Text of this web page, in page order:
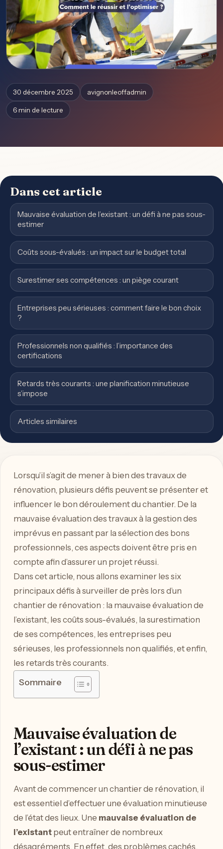
30 décembre 2025 avignonleoffadmin
6 min de lecture
Dans cet article
Mauvaise évaluation de l’existant : un défi à ne pas sous-
estimer
Coûts sous-évalués : un impact sur le budget total
Surestimer ses compétences : un piège courant
Entreprises peu sérieuses : comment faire le bon choix
?
Professionnels non qualifiés : l’importance des
certifications
Retards très courants : une planification minutieuse
s’impose
Articles similaires
Lorsqu’il s’agit de mener à bien des travaux de
rénovation, plusieurs défis peuvent se présenter et
influencer le bon déroulement du chantier. De la
mauvaise évaluation des travaux à la gestion des
imprévus en passant par la sélection des bons
professionnels, ces aspects doivent être pris en
compte afin d’assurer un projet réussi.
Dans cet article, nous allons examiner les six
principaux défis à surveiller de près lors d’un
chantier de rénovation : la mauvaise évaluation de
l’existant, les coûts sous-évalués, la surestimation
de ses compétences, les entreprises peu
sérieuses, les professionnels non qualifiés, et enfin,
les retards très courants.
Sommaire
Mauvaise évaluation de
l’existant : un défi à ne pas
sous-estimer
Avant de commencer un chantier de rénovation, il
est essentiel d’effectuer une évaluation minutieuse
de l’état des lieux. Une mauvaise évaluation de
l’existantpeut entraîner de nombreux
désagréments. En effet, des problèmes cachés,